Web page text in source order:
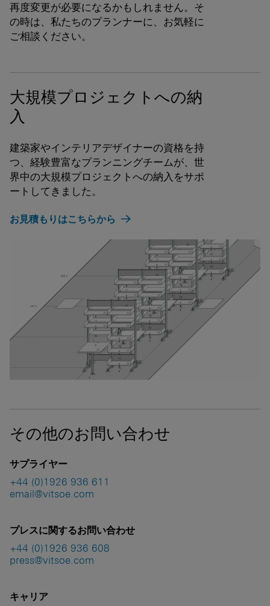
再度変更が必要になるかもしれません。そ
の時は、私たちのプランナーに、お気軽に
ご相談ください。
大規模プロジェクトへの納
入
建築家やインテリアデザイナーの資格を持
つ、経験豊富なプランニングチームが、世
界中の大規模プロジェクトへの納入をサポ
ートしてきました。
お見積もりはこちらから
その他のお問い合わせ
サプライヤー
+44 (0)1926 936 611
email@vitsoe.com
プレスに関するお問い合わせ
+44 (0)1926 936 608
press@vitsoe.com
キャリア